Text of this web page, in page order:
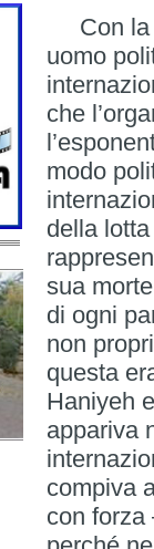
Con la
uomo
che
modo
della
sua
di ogni
non
questa
Haniyeh
appariva
compiva
con forza